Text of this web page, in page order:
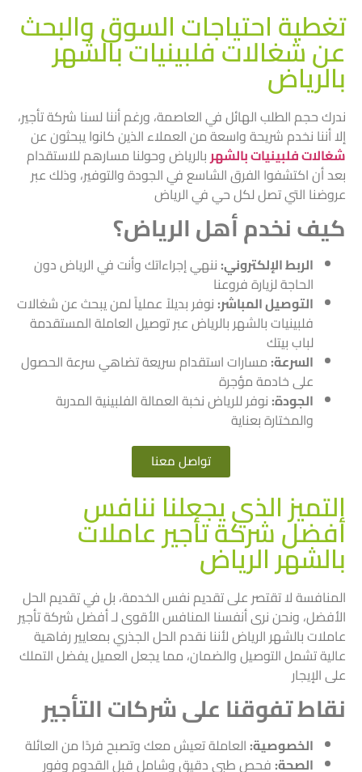
تغطية احتياجات السوق والبحث
عن شغالات فلبينيات بالشهر
بالرياض
ندرك حجم الطلب الهائل في العاصمة، ورغم أننا لسنا شركة تأجير،
إلا أننا نخدم شريحة واسعة من العملاء الذين كانوا يبحثون عن
شغالات فلبينيات بالشهربالرياض وحولنا مسارهم للاستقدام
بعد أن اكتشفوا الفرق الشاسع في الجودة والتوفير، وذلك عبر
عروضنا التي تصل لكل حي في الرياض
كيف نخدم أهل الرياض؟
الربط الإلكتروني:ننهي إجراءاتك وأنت في الرياض دون
الحاجة لزيارة فروعنا
التوصيل المباشر:نوفر بديلاً عملياً لمن يبحث عن شغالات
فلبينيات بالشهر بالرياض عبر توصيل العاملة المستقدمة
لباب بيتك
السرعة:مسارات استقدام سريعة تضاهي سرعة الحصول
على خادمة مؤجرة
الجودة:نوفر للرياض نخبة العمالة الفلبينية المدربة
والمختارة بعناية
تواصل معنا
التميز الذي يجعلنا ننافس
أفضل شركة تأجير عاملات
بالشهر الرياض
المنافسة لا تقتصر على تقديم نفس الخدمة، بل في تقديم الحل
الأفضل، ونحن نرى أنفسنا المنافس الأقوى لـ أفضل شركة تأجير
عاملات بالشهر الرياض لأننا نقدم الحل الجذري بمعايير رفاهية
عالية تشمل التوصيل والضمان، مما يجعل العميل يفضل التملك
على الإيجار
نقاط تفوقنا على شركات التأجير
الخصوصية:العاملة تعيش معك وتصبح فردًا من العائلة
الصحة:فحص طبي دقيق وشامل قبل القدوم وفور